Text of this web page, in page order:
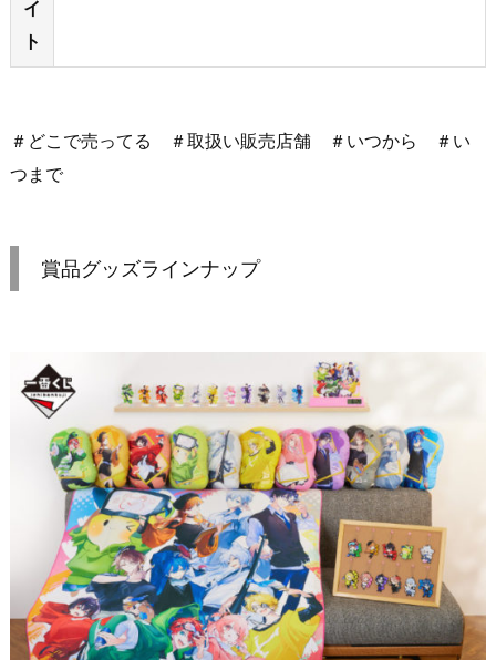
イ
ト
＃どこで売ってる ＃取扱い販売店舗 ＃いつから ＃い
つまで
賞品グッズラインナップ